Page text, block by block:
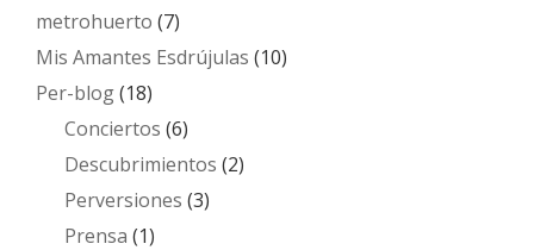
metrohuerto (7)
Mis Amantes Esdrújulas (10)
Per-blog(18)
Conciertos (6)
Descubrimientos (2)
Perversiones (3)
Prensa (1)